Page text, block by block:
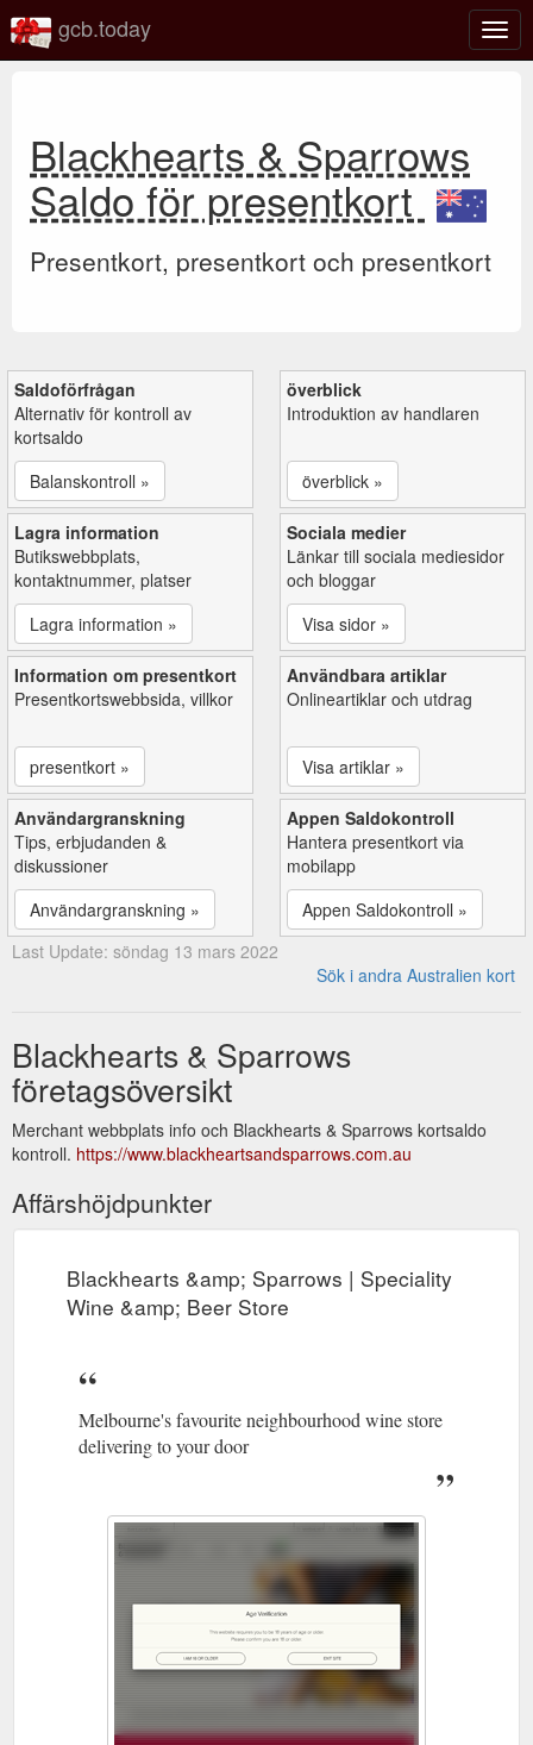
gcb.today
Blackhearts & Sparrows
Saldo för presentkort
Presentkort, presentkort och presentkort
Saldoförfrågan
Alternativ för kontroll av
kortsaldo
Balanskontroll »
överblick
Introduktion av handlaren
överblick »
Lagra information
Butikswebbplats,
kontaktnummer, platser
Lagra information »
Sociala medier
Länkar till sociala mediesidor
och bloggar
Visa sidor »
Information om presentkort
Presentkortswebbsida, villkor
presentkort »
Användbara artiklar
Onlineartiklar och utdrag
Visa artiklar »
Användargranskning
Tips, erbjudanden &
diskussioner
Användargranskning »
Appen Saldokontroll
Hantera presentkort via
mobilapp
Appen Saldokontroll »
Last Update: söndag 13 mars 2022
Sök i andra Australien kort
Blackhearts & Sparrows
företagsöversikt
Merchant webbplats info och Blackhearts & Sparrows kortsaldo
kontroll. https://www.blackheartsandsparrows.com.au
Affärshöjdpunkter
Blackhearts &amp; Sparrows | Speciality
Wine &amp; Beer Store
Melbourne's favourite neighbourhood wine store
delivering to your door